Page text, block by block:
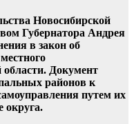
Новосибирской
Губернатора Андрея
в закон об
Документ
районов к
путем их
округа.